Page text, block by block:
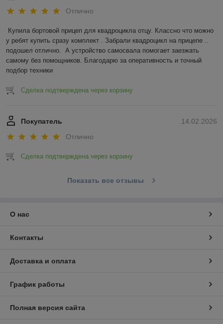
Отлично
Купила бортовой прицеп для квадроцикла отцу. Классно что можно
у ребят купить сразу комплект . Забрали квадроцикл на прицепе ..
подошел отлично.  А устройство самосвала помогает заезжать
самому без помощников. Благодарю за оперативность и точный
подбор техники
Сделка подтверждена через корзину
14.02.2026
Покупатель
Отлично
Сделка подтверждена через корзину
Показать все отзывы
О нас
Контакты
Доставка и оплата
График работы
Полная версия сайта